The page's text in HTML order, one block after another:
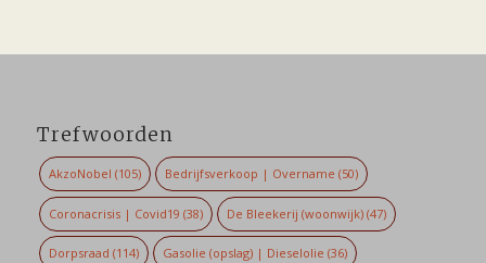
Trefwoorden
AkzoNobel (105) Bedrijfsverkoop | Overname (50)
Coronacrisis | Covid19 (38) De Bleekerij (woonwijk) (47)
Dorpsraad (114) Gasolie (opslag) | Dieselolie (36)